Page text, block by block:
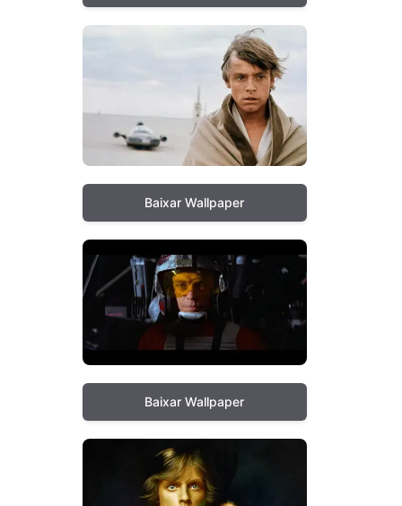
Baixar Wallpaper
Baixar Wallpaper